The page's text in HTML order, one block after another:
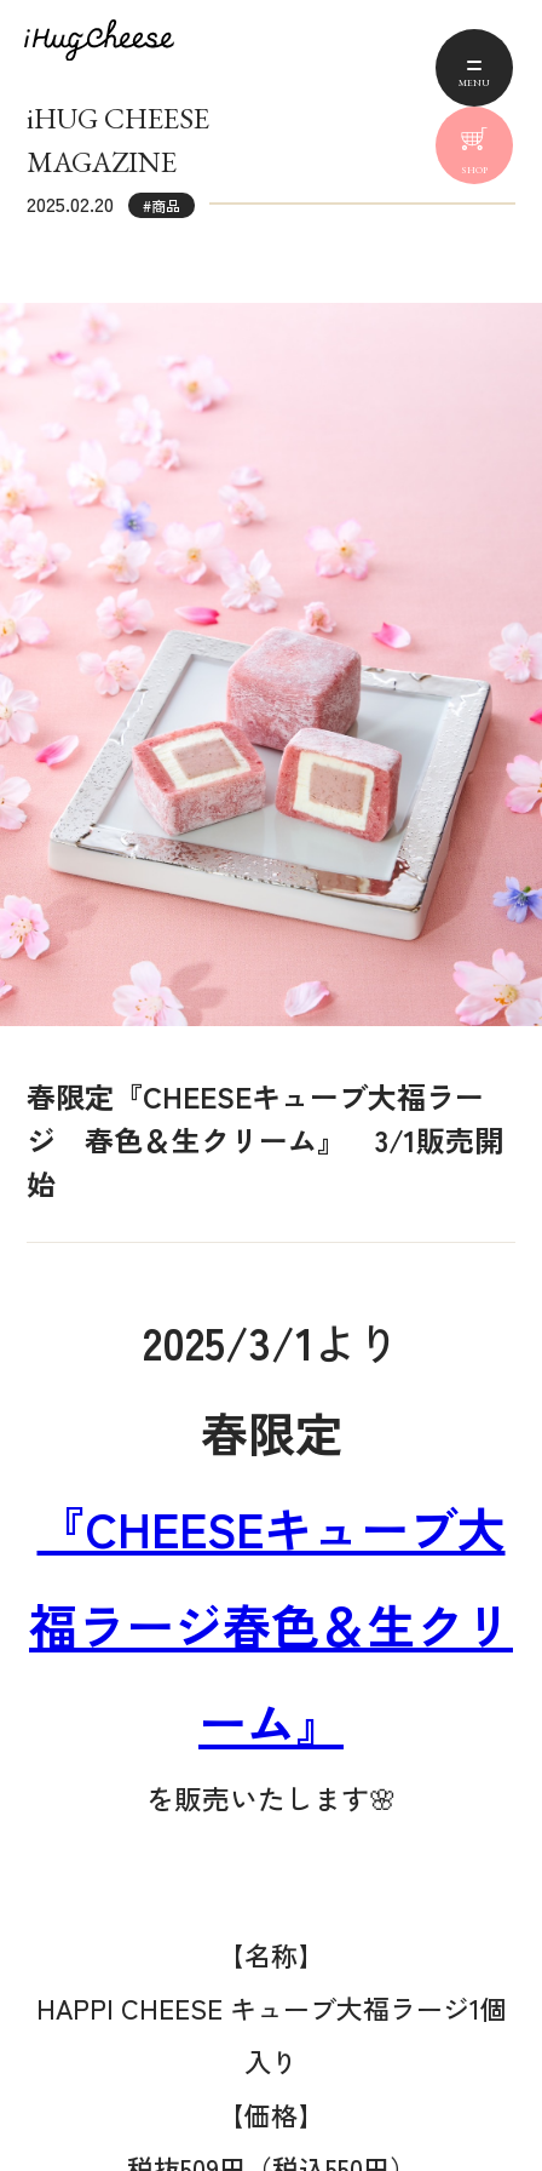
MENU
SHOP
iHUG CHEESE
MAGAZINE
2025.02.20 #商品
春限定『CHEESEキューブ大福ラー
ジ 春色＆生クリーム』 3/1販売開
始
2025/3/1より
春限定
『CHEESEキューブ大
福ラージ春色＆生クリ
ーム』
を販売いたします🌸
【名称】
HAPPI CHEESE キューブ大福ラージ1個
入り
【価格】